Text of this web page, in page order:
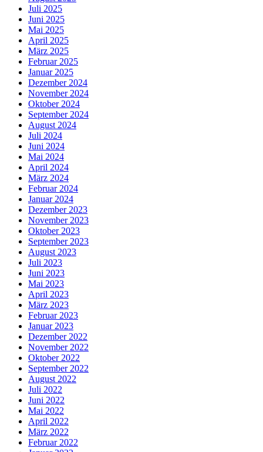
Juli 2025
Juni 2025
Mai 2025
April 2025
März 2025
Februar 2025
Januar 2025
Dezember 2024
November 2024
Oktober 2024
September 2024
August 2024
Juli 2024
Juni 2024
Mai 2024
April 2024
März 2024
Februar 2024
Januar 2024
Dezember 2023
November 2023
Oktober 2023
September 2023
August 2023
Juli 2023
Juni 2023
Mai 2023
April 2023
März 2023
Februar 2023
Januar 2023
Dezember 2022
November 2022
Oktober 2022
September 2022
August 2022
Juli 2022
Juni 2022
Mai 2022
April 2022
März 2022
Februar 2022